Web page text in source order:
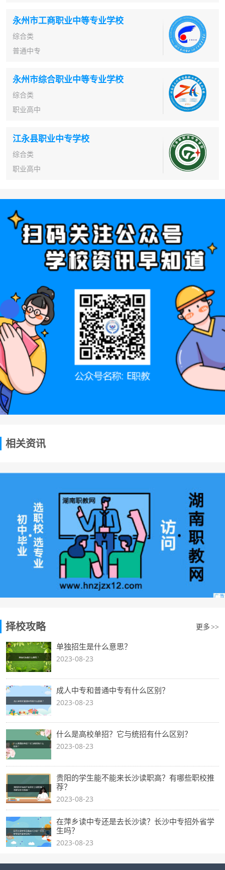
永州市工商职业中等专业学校
综合类
普通中专
永州市综合职业中等专业学校
综合类
职业高中
江永县职业中专学校
综合类
职业高中
相关资讯
择校攻略 更多 >>
单独招生是什么意思？
2023-08-23
成人中专和普通中专有什么区别？
2023-08-23
什么是高校单招？它与统招有什么区别？
2023-08-23
贵阳的学生能不能来长沙读职高？有哪些职校推
荐？
2023-08-23
在萍乡读中专还是去长沙读？长沙中专招外省学
生吗？
2023-08-23